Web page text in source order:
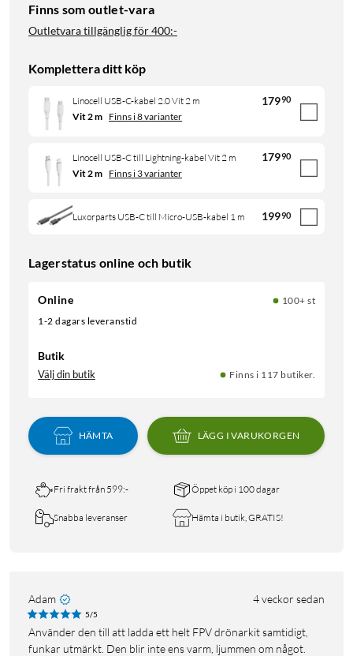
Finns som outlet-vara
Outletvara tillgänglig för400:-
Komplettera ditt köp
Linocell USB-C-kabel 2.0 Vit 2 m 17990
Vit 2 m Finns i 8 varianter
Linocell USB-C till Lightning-kabel Vit 2 m 17990
Vit 2 m Finns i 3 varianter
Luxorparts USB-C till Micro-USB-kabel 1 m 19990
Lagerstatus online och butik
Online
100+ st
1-2 dagars leveranstid
Butik
Välj din butik Finns i 117 butiker.
HÄMTA LÄGG I VARUKORGEN
Fri frakt från 599:- Öppet köp i 100 dagar
Snabba leveranser Hämta i butik, GRATIS!
Adam 4 veckor sedan
5/5
Använder den till att ladda ett helt FPV drönarkit samtidigt,
funkar utmärkt. Den blir inte ens varm, ljummen om något.